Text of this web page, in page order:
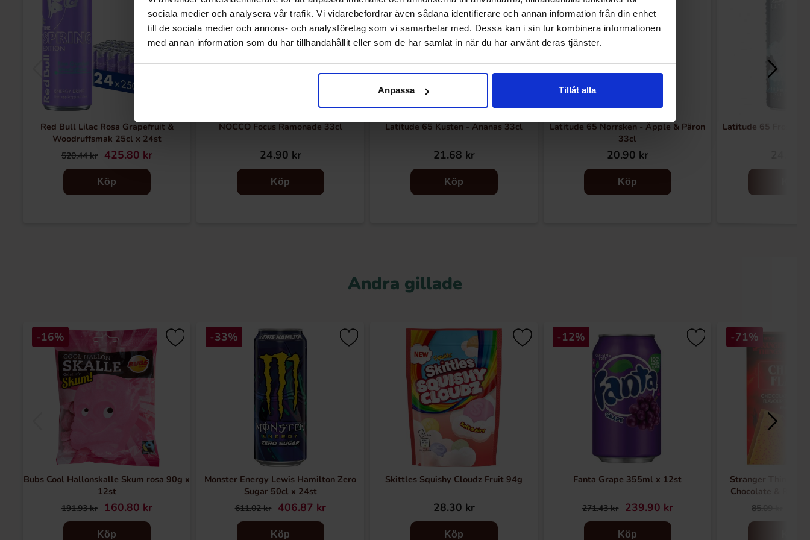
sociala medier och analysera vår trafik. Vi vidarebefordrar även sådana identifierare och annan information från din enhet
till de sociala medier och annons- och analysföretag som vi samarbetar med. Dessa kan i sin tur kombinera informationen
med annan information som du har tillhandahållit eller som de har samlat in när du har använt deras tjänster.
Anpassa Tillåt alla
Red Bull Lilac Rosa Grapefruit &
Woodruffsmak 25cl x 24st
520.44 kr 425.80 kr
Köp
NOCCO Focus Ramonade 33cl
24.90 kr
Köp
Latitude 65 Kusten - Ananas 33cl
21.68 kr
Köp
Latitude 65 Norrsken - Äpple & Päron
33cl
20.90 kr
Köp
Latitude 65 Frost -
Andra gillade
-16%
Bubs Cool Hallonskalle Skum rosa 90g x
12st
191.93 kr 160.80 kr
Köp
-33%
Monster Energy Lewis Hamilton Zero
Sugar 50cl x 24st
611.02 kr 406.87 kr
Köp
Skittles Squishy Cloudz Fruit 94g
28.30 kr
Köp
-12%
Fanta Grape 355ml x 12st
271.43 kr 239.90 kr
Köp
-71%
Stranger Things
Chocolate & Red
85.09 kr